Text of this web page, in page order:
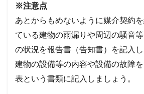
※注意点
あとからもめないように媒介契約
ている建物の雨漏りや周辺の騒音
の状況を報告書（告知書）を記入し
建物の設備等の内容や設備の故障
表という書類に記入しましょう。